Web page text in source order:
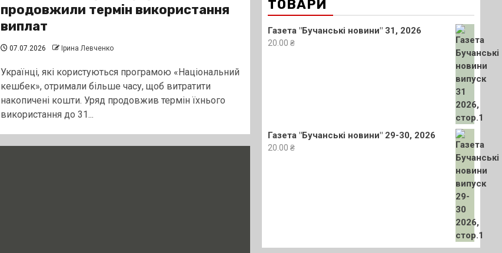
продовжили термін використання
виплат
07.07.2026 Ірина Левченко
Українці, які користуються програмою «Національний
кешбек», отримали більше часу, щоб витратити
накопичені кошти. Уряд продовжив термін їхнього
використання до 31...
ТОВАРИ
Газета "Бучанські новини" 31, 2026
20.00 ₴
Газета "Бучанські новини" 29-30, 2026
20.00 ₴